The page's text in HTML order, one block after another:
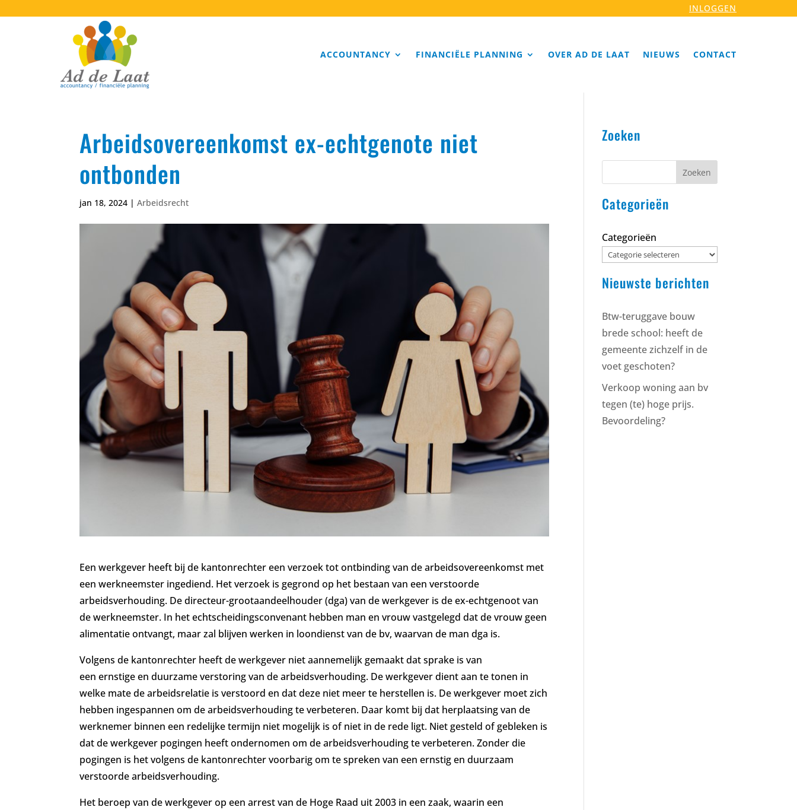
INLOGGEN
ACCOUNTANCY FINANCIËLE PLANNING OVER AD DE LAAT NIEUWS CONTACT
Arbeidsovereenkomst ex-echtgenote niet
ontbonden
jan 18, 2024 |Arbeidsrecht
Een werkgever heeft bij de kantonrechter een verzoek tot ontbinding van de arbeidsovereenkomst met
een werkneemster ingediend. Het verzoek is gegrond op het bestaan van een verstoorde
arbeidsverhouding. De directeur-grootaandeelhouder (dga) van de werkgever is de ex-echtgenoot van
de werkneemster. In het echtscheidingsconvenant hebben man en vrouw vastgelegd dat de vrouw geen
alimentatie ontvangt, maar zal blijven werken in loondienst van de bv, waarvan de man dga is.
Volgens de kantonrechter heeft de werkgever niet aannemelijk gemaakt dat sprake is van
een ernstige en duurzame verstoring van de arbeidsverhouding. De werkgever dient aan te tonen in
welke mate de arbeidsrelatie is verstoord en dat deze niet meer te herstellen is. De werkgever moet zich
hebben ingespannen om de arbeidsverhouding te verbeteren. Daar komt bij dat herplaatsing van de
werknemer binnen een redelijke termijn niet mogelijk is of niet in de rede ligt. Niet gesteld of gebleken is
dat de werkgever pogingen heeft ondernomen om de arbeidsverhouding te verbeteren. Zonder die
pogingen is het volgens de kantonrechter voorbarig om te spreken van een ernstig en duurzaam
verstoorde arbeidsverhouding.
Het beroep van de werkgever op een arrest van de Hoge Raad uit 2003 in een zaak, waarin een
Zoeken
Zoeken
Categorieën
Categorieën
Nieuwste berichten
Btw-teruggave bouw
brede school: heeft de
gemeente zichzelf in de
voet geschoten?
Verkoop woning aan bv
tegen (te) hoge prijs.
Bevoordeling?